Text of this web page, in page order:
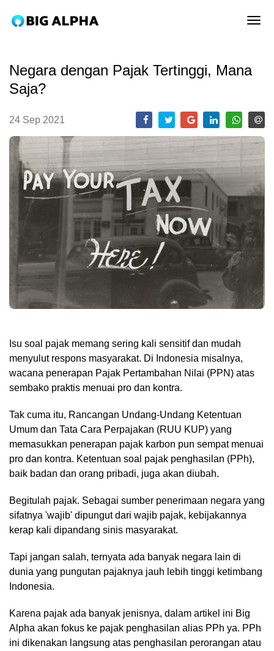
Negara dengan Pajak Tertinggi, Mana
Saja?
24 Sep 2021
Isu soal pajak memang sering kali sensitif dan mudah
menyulut respons masyarakat. Di Indonesia misalnya,
wacana penerapan Pajak Pertambahan Nilai (PPN) atas
sembako praktis menuai pro dan kontra.
Tak cuma itu, Rancangan Undang-Undang Ketentuan
Umum dan Tata Cara Perpajakan (RUU KUP) yang
memasukkan penerapan pajak karbon pun sempat menuai
pro dan kontra. Ketentuan soal pajak penghasilan (PPh),
baik badan dan orang pribadi, juga akan diubah.
Begitulah pajak. Sebagai sumber penerimaan negara yang
sifatnya 'wajib' dipungut dari wajib pajak, kebijakannya
kerap kali dipandang sinis masyarakat.
Tapi jangan salah, ternyata ada banyak negara lain di
dunia yang pungutan pajaknya jauh lebih tinggi ketimbang
Indonesia.
Karena pajak ada banyak jenisnya, dalam artikel ini Big
Alpha akan fokus ke pajak penghasilan alias PPh ya. PPh
ini dikenakan langsung atas penghasilan perorangan atau